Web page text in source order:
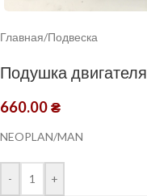
Главная/Подвеска
Подушка двигателя
660.00₴
NEOPLAN/MAN
- +